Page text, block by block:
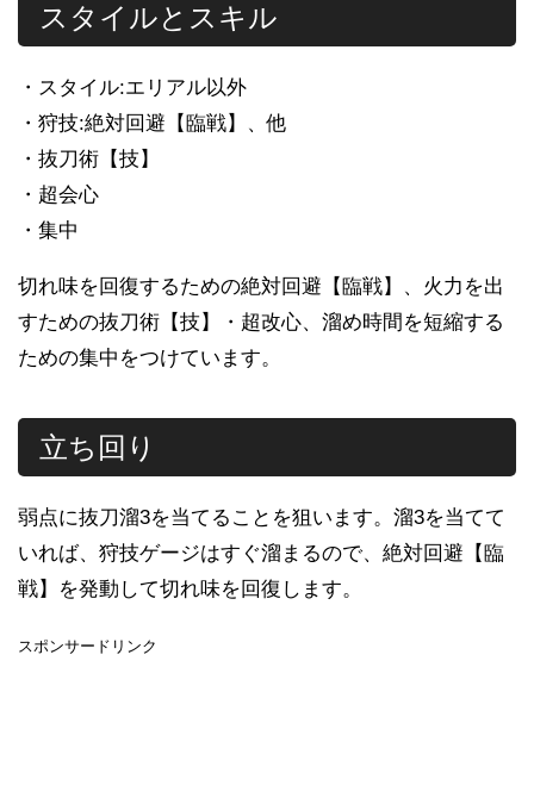
スタイルとスキル
・スタイル:エリアル以外
・狩技:絶対回避【臨戦】、他
・抜刀術【技】
・超会心
・集中
切れ味を回復するための絶対回避【臨戦】、火力を出
すための抜刀術【技】・超改心、溜め時間を短縮する
ための集中をつけています。
立ち回り
弱点に抜刀溜3を当てることを狙います。溜3を当てて
いれば、狩技ゲージはすぐ溜まるので、絶対回避【臨
戦】を発動して切れ味を回復します。
スポンサードリンク